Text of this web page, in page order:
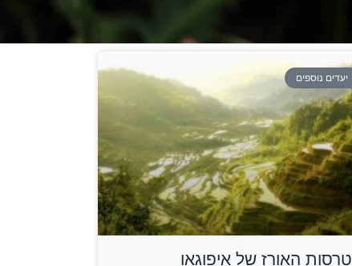
יעדים נוספים
טרסות האורז של איפוגאו